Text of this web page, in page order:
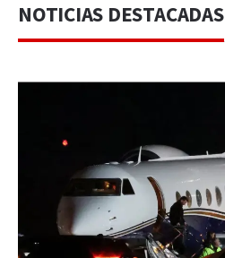
NOTICIAS DESTACADAS